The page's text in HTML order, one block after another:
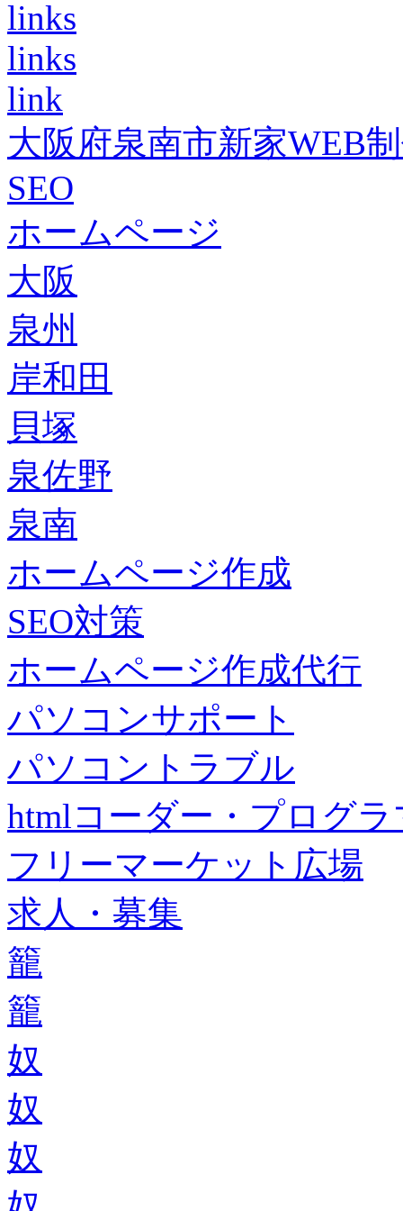
links
links
link
大阪府泉南市新家WEB
SEO
ホームページ
大阪
泉州
岸和田
貝塚
泉佐野
泉南
ホームページ作成
SEO対策
ホームページ作成代行
パソコンサポート
パソコントラブル
htmlコーダー・プログラ
フリーマーケット広場
求人・募集
籠
籠
奴
奴
奴